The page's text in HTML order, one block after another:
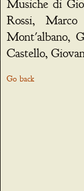
Musiche di
Rossi, Marco
Mont'albano,
Castello,
Go back